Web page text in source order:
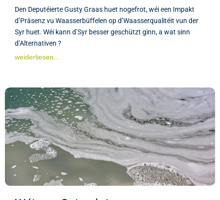
Den Deputéierte Gusty Graas huet nogefrot, wéi een Impakt
d’Präsenz vu Waasserbüffelen op d’Waasserqualitéit vun der
Syr huet. Wéi kann d’Syr besser geschützt ginn, a wat sinn
d’Alternativen ?
weiderliesen...